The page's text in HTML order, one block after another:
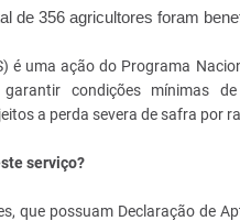
de 356 agricultores foram
é uma ação do Programa
condições mínimas
a perda severa de safra por
serviço?
que possuam Declaração de